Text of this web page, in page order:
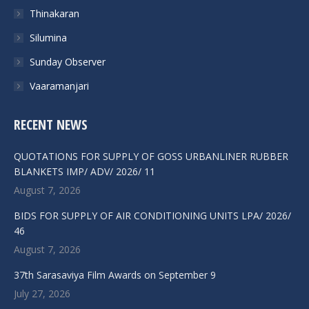
Thinakaran
Silumina
Sunday Observer
Vaaramanjari
RECENT NEWS
QUOTATIONS FOR SUPPLY OF GOSS URBANLINER RUBBER
BLANKETS IMP/ ADV/ 2026/ 11
August 7, 2026
BIDS FOR SUPPLY OF AIR CONDITIONING UNITS LPA/ 2026/
46
August 7, 2026
37th Sarasaviya Film Awards on September 9
July 27, 2026